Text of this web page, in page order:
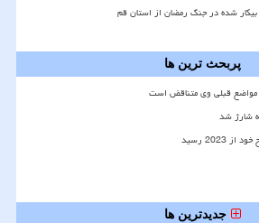
شده در جنگ رمضان از استان قم
پربحث ترین ها
مواضع قبلی وی متناقض است
شارژ شد
رسید
جدیدترین ها